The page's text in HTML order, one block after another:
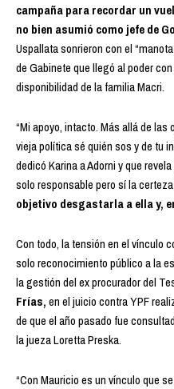
campaña para recordar un
no bien asumió como jefe de
Uspallata sonrieron con el
de Gabinete que llegó al poder
disponibilidad de la familia Macri.
“Mi apoyo, intacto. Más allá de
vieja política sé quién sos y de tu
dedicó Karina a Adorni y que
solo responsable pero sí la
objetivo desgastarla a ella y,
Con todo, la tensión en el vínculo
solo reconocimiento público a la
la gestión del ex procurador del
Frías,en el juicio contra YPF
de que el año pasado fue
la jueza Loretta Preska.
“Con Mauricio es un vínculo que